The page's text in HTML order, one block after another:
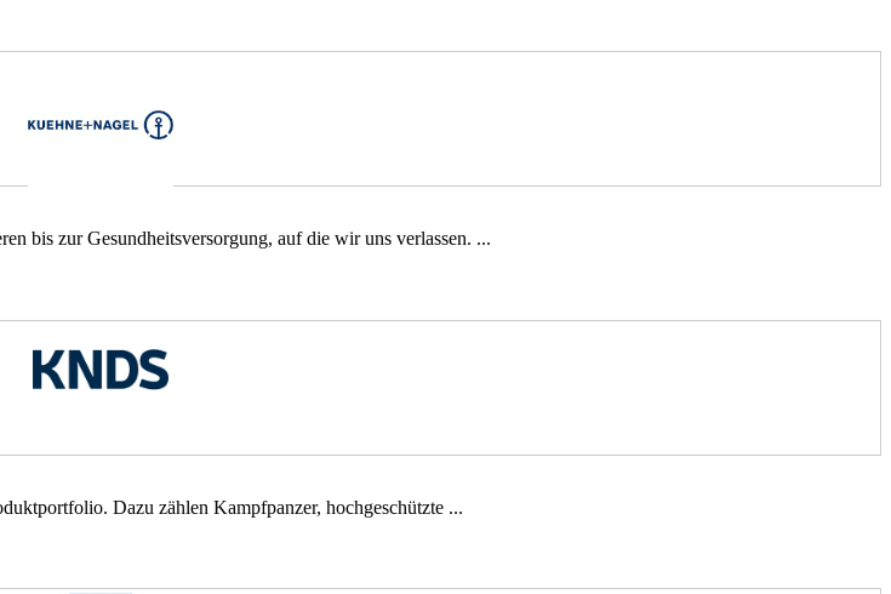
bis zur Gesundheitsversorgung, auf die wir uns verlassen. ...
Dazu zählen Kampfpanzer, hochgeschützte ...